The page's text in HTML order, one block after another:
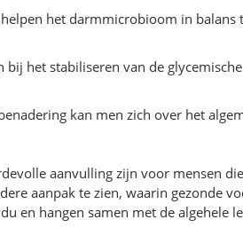
het darmmicrobioom in balans
het stabiliseren van de
kan men zich over het
aanvulling zijn voor mensen
aanpak te zien, waarin gezonde
en hangen samen met de algehele